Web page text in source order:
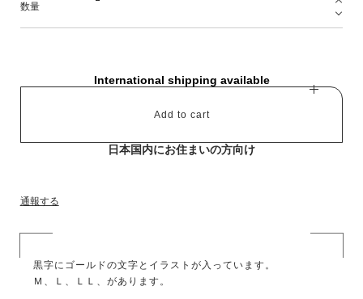
数量
International shipping available
Add to cart
日本国内にお住まいの方向け
通報する
黒字にゴールドの文字とイラストが入っています。
Ｍ、Ｌ、ＬＬ、があります。